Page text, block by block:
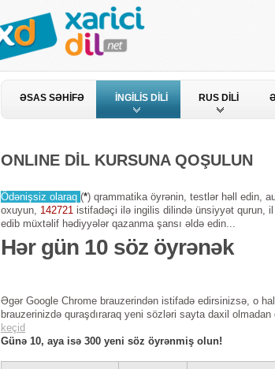
ƏSAS SƏHİFƏ İNGİLİS DİLİ RUS DİLİ
ONLINE DİL KURSUNA QOŞULUN
Ödənişsiz olaraq (*) qrammatika öyrənin, testlər həll edin,
oxuyun, 142721 istifadəçi ilə ingilis dilində ünsiyyət qurun,
edib müxtəlif hədiyyələr qazanma şansı əldə edin...
Hər gün 10 söz öyrənək
Əgər Google Chrome brauzerindən istifadə edirsinizsə, o
brauzerinizdə quraşdıraraq yeni sözləri sayta daxil
keçid
Günə 10, aya isə 300 yeni söz öyrənmiş olun!